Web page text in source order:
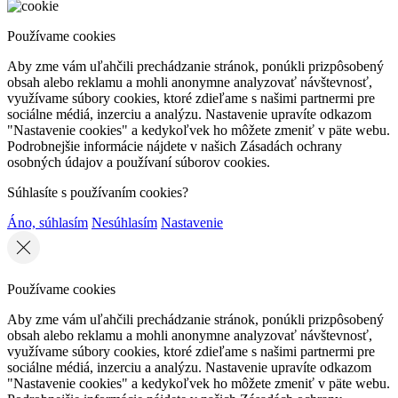
Používame cookies
Aby zme vám uľahčili prechádzanie stránok, ponúkli prizpôsobený
obsah alebo reklamu a mohli anonymne analyzovať návštevnosť,
využívame súbory cookies, ktoré zdieľame s našimi partnermi pre
sociálne médiá, inzerciu a analýzu. Nastavenie upravíte odkazom
"Nastavenie cookies" a kedykoľvek ho môžete zmeniť v päte webu.
Podrobnejšie informácie nájdete v našich Zásadách ochrany
osobných údajov a používaní súborov cookies.
Súhlasíte s používaním cookies?
Áno, súhlasím Nesúhlasím Nastavenie
Používame cookies
Aby zme vám uľahčili prechádzanie stránok, ponúkli prizpôsobený
obsah alebo reklamu a mohli anonymne analyzovať návštevnosť,
využívame súbory cookies, ktoré zdieľame s našimi partnermi pre
sociálne médiá, inzerciu a analýzu. Nastavenie upravíte odkazom
"Nastavenie cookies" a kedykoľvek ho môžete zmeniť v päte webu.